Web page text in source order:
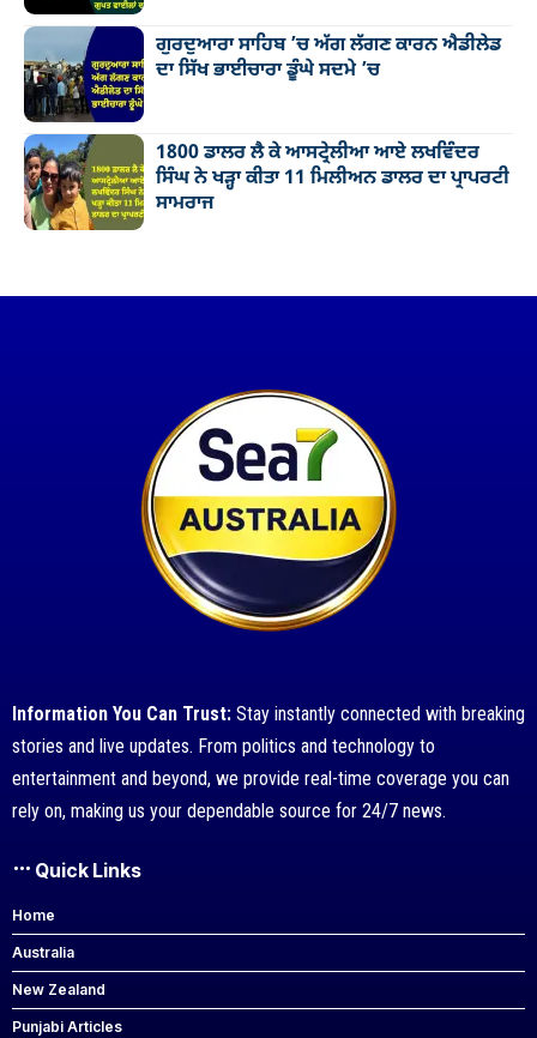
ਗੁਰਦੁਆਰਾ ਸਾਹਿਬ ’ਚ ਅੱਗ ਲੱਗਣ ਕਾਰਨ ਐਡੀਲੇਡ
ਦਾ ਸਿੱਖ ਭਾਈਚਾਰਾ ਡੂੰਘੇ ਸਦਮੇ ’ਚ
1800 ਡਾਲਰ ਲੈ ਕੇ ਆਸਟ੍ਰੇਲੀਆ ਆਏ ਲਖਵਿੰਦਰ
ਸਿੰਘ ਨੇ ਖੜ੍ਹਾ ਕੀਤਾ 11 ਮਿਲੀਅਨ ਡਾਲਰ ਦਾ ਪ੍ਰਾਪਰਟੀ
ਸਾਮਰਾਜ
Information You Can Trust: Stay instantly connected with breaking
stories and live updates. From politics and technology to
entertainment and beyond, we provide real-time coverage you can
rely on, making us your dependable source for 24/7 news.
Quick Links
Home
Australia
New Zealand
Punjabi Articles